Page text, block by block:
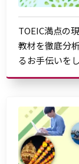
TOEIC満点の
教材を徹底分
るお手伝いをし